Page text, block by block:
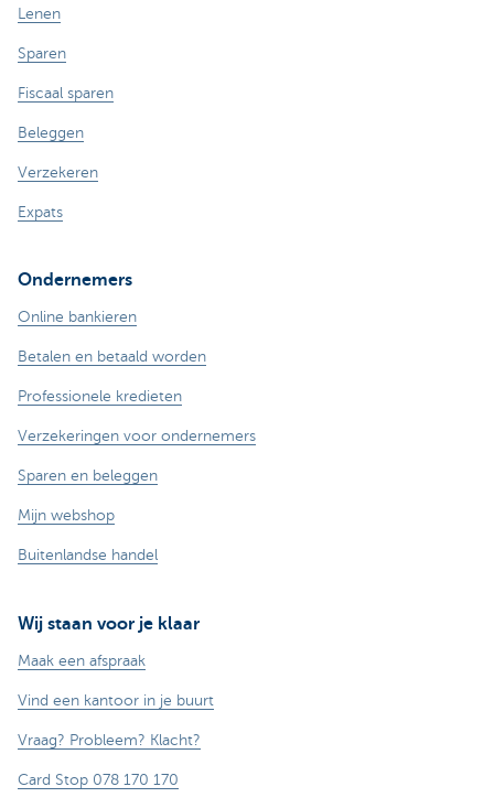
Lenen
Sparen
Fiscaal sparen
Beleggen
Verzekeren
Expats
Ondernemers
Online bankieren
Betalen en betaald worden
Professionele kredieten
Verzekeringen voor ondernemers
Sparen en beleggen
Mijn webshop
Buitenlandse handel
Wij staan voor je klaar
Maak een afspraak
Vind een kantoor in je buurt
Vraag? Probleem? Klacht?
Card Stop 078 170 170